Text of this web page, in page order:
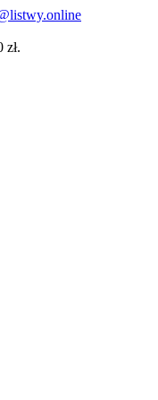
zł.